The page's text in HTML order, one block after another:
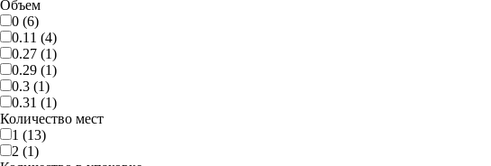
Объем
0 (6)
0.11 (4)
0.27 (1)
0.29 (1)
0.3 (1)
0.31 (1)
Количество мест
1 (13)
2 (1)